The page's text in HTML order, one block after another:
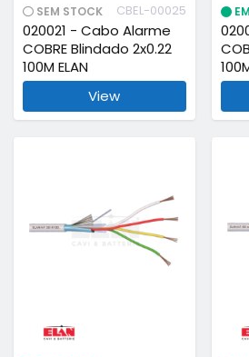
SEM STOCK CBEL-00025
020021 - Cabo Alarme
COBRE Blindado 2x0.22
100M ELAN
View